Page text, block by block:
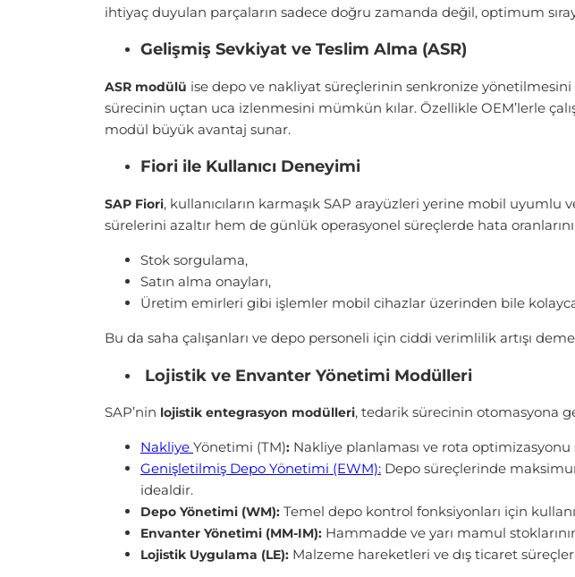
ihtiyaç duyulan parçaların sadece doğru zamanda değil, optimum
Gelişmiş Sevkiyat ve Teslim Alma (ASR)
ASR modülü ise depo ve nakliyat süreçlerinin senkronize yönetilmesini
sürecinin uçtan uca izlenmesini mümkün kılar. Özellikle OEM’lerle
modül büyük avantaj sunar.
Fiori ile Kullanıcı Deneyimi
SAP Fiori, kullanıcıların karmaşık SAP arayüzleri yerine mobil
sürelerini azaltır hem de günlük operasyonel süreçlerde hata
Stok sorgulama,
Satın alma onayları,
Üretim emirleri gibi işlemler mobil cihazlar üzerinden bile
Bu da saha çalışanları ve depo personeli için ciddi verimlilik artışı
Lojistik ve Envanter Yönetimi Modülleri
SAP’nin lojistik entegrasyon modülleri, tedarik sürecinin otomasyona
Nakliye Yönetimi (TM): Nakliye planlaması ve rota optimizasyonu
Genişletilmiş Depo Yönetimi (EWM): Depo süreçlerinde
idealdir.
Depo Yönetimi (WM): Temel depo kontrol fonksiyonları için
Envanter Yönetimi (MM-IM): Hammadde ve yarı mamul
Lojistik Uygulama (LE): Malzeme hareketleri ve dış ticaret